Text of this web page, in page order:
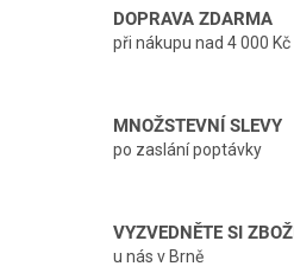
DOPRAVA ZDARMA
při nákupu nad 4 000 Kč
MNOŽSTEVNÍ SLEVY
po zaslání poptávky
VYZVEDNĚTE SI ZBOŽÍ
u nás v Brně